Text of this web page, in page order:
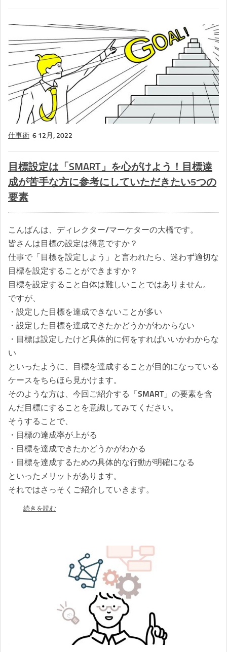
仕事術 6 12月, 2022
目標設定は「SMART」を心がけよう！目標達
成が苦手な方に参考にしていただきたい5つの
要素
こんばんは、ディレクター/マーケターの大橋です。
皆さんは目標の設定は得意ですか？
仕事で「目標を設定しよう」と言われたら、迷わず適切な
目標を設定することができますか？
目標を設定すること自体は難しいことではありません。
ですが、
・設定した目標を達成できないことが多い
・設定した目標を達成できたかどうかがわからない
・目標は設定したけど具体的に何をすればいいかわからな
い
といったように、目標を達成することが目的になっている
ケースをちらほら見かけます。
そのような方は、今回ご紹介する「SMART」の要素を含
んだ目標にすることを意識してみてください。
そうすることで、
・目標の達成率が上がる
・目標を達成できたかどうかがわかる
・目標を達成するための具体的な行動が明確になる
といったメリットがあります。
それではさっそくご紹介していきます。
続きを読む